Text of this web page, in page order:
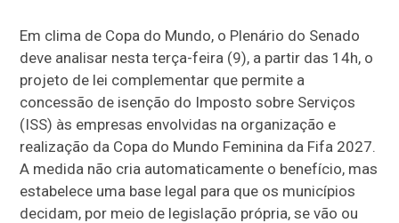
Em clima de Copa do Mundo, o Plenário do Senado
deve analisar nesta terça-feira (9), a partir das 14h, o
projeto de lei complementar que permite a
concessão de isenção do Imposto sobre Serviços
(ISS) às empresas envolvidas na organização e
realização da Copa do Mundo Feminina da Fifa 2027.
A medida não cria automaticamente o benefício, mas
estabelece uma base legal para que os municípios
decidam, por meio de legislação própria, se vão ou